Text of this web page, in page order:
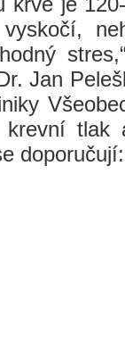
Jan
tlak
doporučují: